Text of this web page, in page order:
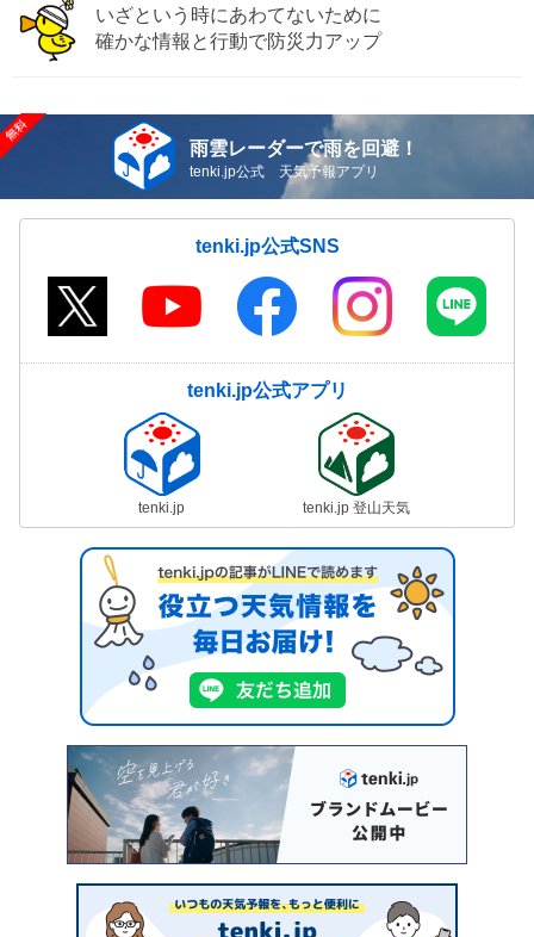
いざという時にあわてないために
確かな情報と行動で防災力アップ
雨雲レーダーで雨を回避！
tenki.jp公式 天気予報アプリ
tenki.jp公式SNS
tenki.jp公式アプリ
tenki.jp tenki.jp 登山天気